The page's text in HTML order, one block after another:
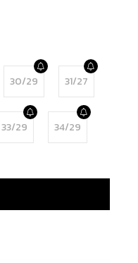
30/29 31/27
33/29 34/29